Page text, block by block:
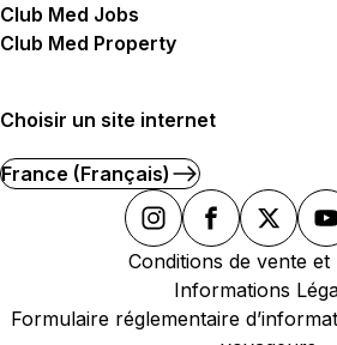
Club Med Jobs
Club Med Property
Choisir un site internet
France (Français)
Conditions de vente et
Informations
Formulaire réglementaire